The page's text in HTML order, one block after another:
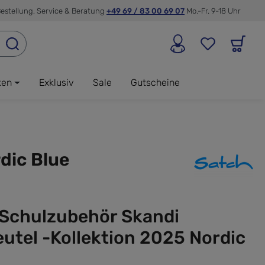
Service & Beratung +49 69 / 83 00 69 07 Mo.-Fr. 9-18 Uhr
Exklusiv Sale Gutscheine
Blue
Skandi
-Kollektion 2025 Nordic